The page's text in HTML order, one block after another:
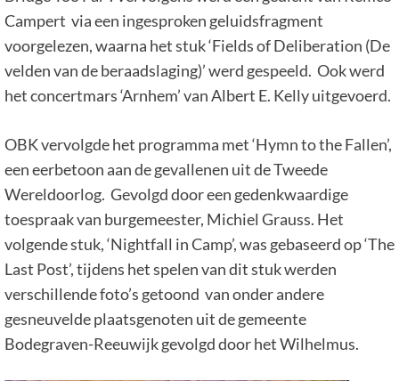
Campert via een ingesproken geluidsfragment
voorgelezen, waarna het stuk ‘Fields of Deliberation (De
velden van de beraadslaging)’ werd gespeeld. Ook werd
het concertmars ‘Arnhem’ van Albert E. Kelly uitgevoerd.
OBK vervolgde het programma met ‘Hymn to the Fallen’,
een eerbetoon aan de gevallenen uit de Tweede
Wereldoorlog. Gevolgd door een gedenkwaardige
toespraak van burgemeester, Michiel Grauss. Het
volgende stuk, ‘Nightfall in Camp’, was gebaseerd op ‘The
Last Post’, tijdens het spelen van dit stuk werden
verschillende foto’s getoond van onder andere
gesneuvelde plaatsgenoten uit de gemeente
Bodegraven-Reeuwijk gevolgd door het Wilhelmus.